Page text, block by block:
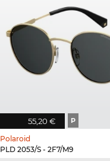
55,20 € P
Polaroid
PLD 2053/S - 2F7/M9